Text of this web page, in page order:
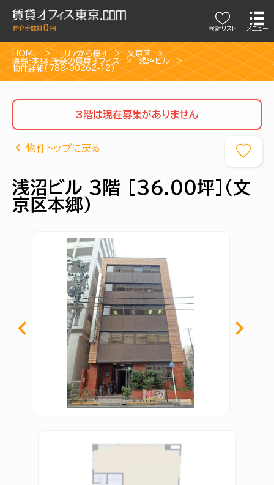
検討リスト メニュー
HOME エリアから探す
文京区
湯島・本郷・後楽の賃貸オフィス
浅沼ビル
物件詳細(788-00262-12)
3階は現在募集がありません
物件トップに戻る
浅沼ビル 3階 [36.00坪]（文
京区本郷）